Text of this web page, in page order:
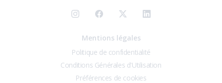
Mentions légales
Politique de confidentialité
Conditions Générales d'Utilisation
Préférences de cookies